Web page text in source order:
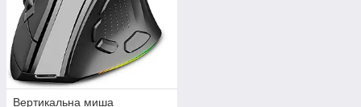
Вертикальна миша